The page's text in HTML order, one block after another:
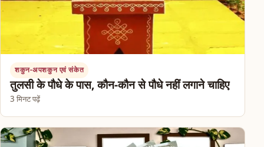
शकुन-अपशकुन एवं संकेत
तुलसी के पौधे के पास, कौन-कौन से पौधे नहीं लगाने चाहिए
3 मिनट पढ़ें